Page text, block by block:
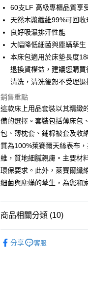
運送方式
全家取貨付款
每筆NT$60，滿NT$599(含
離島-全家取貨付款
每筆NT$60
付款後全家取貨
每筆NT$60，滿NT$599(含
7-11取貨付款
每筆NT$60
離島7-11取貨付款
每筆NT$60
付款後7-11取貨
宅配(包含郵寄包裹/大型物件
60支LF 高級專櫃品質享
天然木漿纖維99%可回收
良好吸濕排汗性能
大幅降低細菌與塵蟎孳生
本床包適用於床墊長度
退換貨權益，建議您購
清洗，清洗後恕不受理退
銷售重點
這款床上用品套裝以其精緻
備的選擇。套裝包括薄床包
包、薄枕套、鋪棉被套及收
質為100%萊賽爾天絲表布
維，質地細膩親膚。主要材
環保要求。此外，萊賽爾纖
細菌與塵蟎的孳生，為您和
商品相關分類 (10)
分享 客服